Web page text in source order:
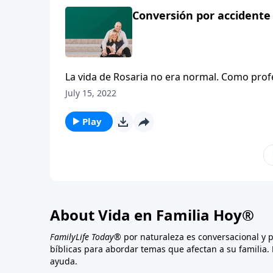
comprometida y lesbiana, cuando un
esa cena, y al empezar a asistir a su
alejada de la realidad.
Conversión por accidente
La vida de Rosaria no era normal. Como
Rosaria era una feminista hecha y derecha,
una amistad con esta pareja, lo que
de Dios.
July 15, 2022
Play
About Vida en Familia Hoy®
FamilyLife Today® por naturaleza es conversacional y
bíblicas para abordar temas que afectan a su
ayuda.